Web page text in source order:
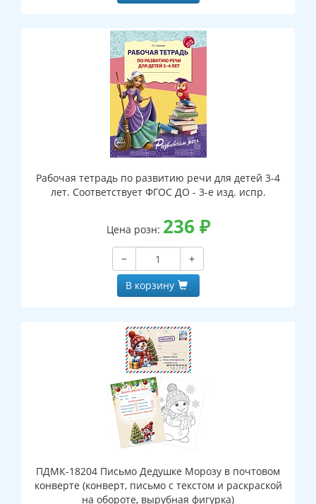
Рабочая тетрадь по развитию речи для детей 3-4
лет. Соответствует ФГОС ДО - 3-е изд. испр.
Цена розн: 236 ₽
−
+
В корзину
ПДМК-18204 Письмо Дедушке Морозу в почтовом
конверте (конверт, письмо с текстом и раскраской
на обороте, вырубная фигурка)